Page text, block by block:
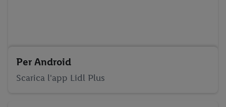
Per Android
Scarica l'app Lidl Plus